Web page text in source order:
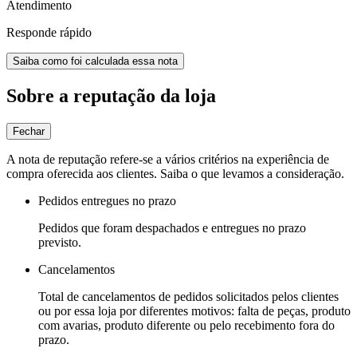
Atendimento
Responde rápido
Saiba como foi calculada essa nota
Sobre a reputação da loja
Fechar
A nota de reputação refere-se a vários critérios na experiência de
compra oferecida aos clientes. Saiba o que levamos a consideração.
Pedidos entregues no prazo
Pedidos que foram despachados e entregues no prazo
previsto.
Cancelamentos
Total de cancelamentos de pedidos solicitados pelos clientes
ou por essa loja por diferentes motivos: falta de peças, produto
com avarias, produto diferente ou pelo recebimento fora do
prazo.